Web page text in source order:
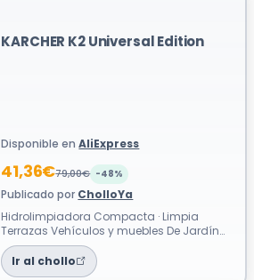
KARCHER K2 Universal Edition
Disponible enAliExpress
41,36€79,00€ -48%
Publicado por CholloYa
Hidrolimpiadora Compacta · Limpia
Terrazas Vehículos y muebles De Jardín
Con esta Hidrolimpiadora Compacta que
ofrece...
Ir al chollo